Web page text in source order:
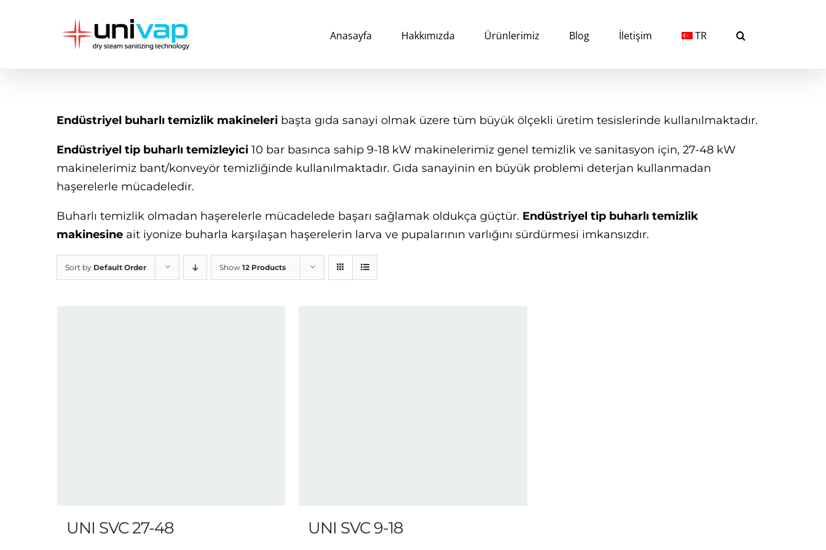
Anasayfa Hakkımızda Ürünlerimiz Blog İletişim TR
Endüstriyel buharlı temizlik makineleri başta gıda sanayi olmak üzere tüm büyük ölçekli üretim tesislerinde kullanılmaktadır.
Endüstriyel tip buharlı temizleyici 10 bar basınca sahip 9-18 kW makinelerimiz genel temizlik ve sanitasyon için, 27-48 kW
makinelerimiz bant/konveyör temizliğinde kullanılmaktadır. Gıda sanayinin en büyük problemi deterjan kullanmadan
haşerelerle mücadeledir.
Buharlı temizlik olmadan haşerelerle mücadelede başarı sağlamak oldukça güçtür. Endüstriyel tip buharlı temizlik
makinesine ait iyonize buharla karşılaşan haşerelerin larva ve pupalarının varlığını sürdürmesi imkansızdır.
Sort by Default Order Show 12 Products
UNI SVC 27-48 UNI SVC 9-18